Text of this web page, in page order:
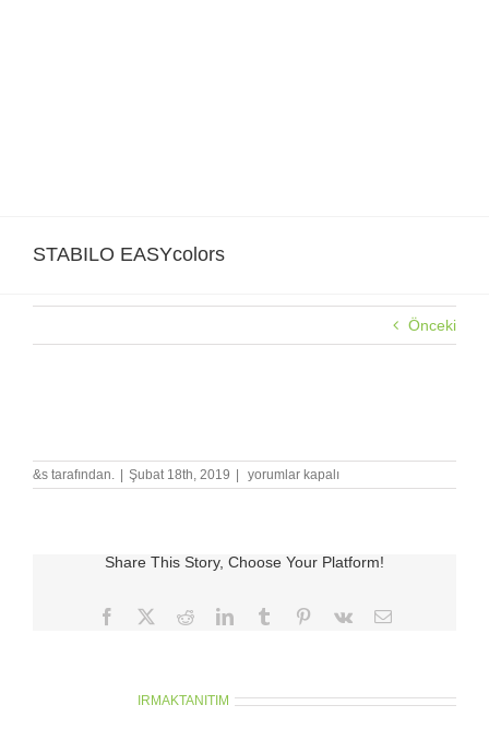
STABILO EASYcolors
Önceki
&s tarafından. Şubat 18th, 2019
STABILO
EASYcolors
yorumlar kapalı
Share This Story, Choose Your Platform!
Facebook RedditLinkedInTumblr Pinterest
Vk
E-
IRMAKTANITIM